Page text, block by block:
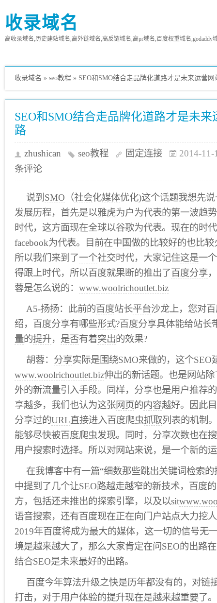
收录域名
高收录域名,历史建站域名,高外链域名,高反链域名,高pr域名,百度权重域名,godaddy
收录域名 » seo教程 » SEO和SMO结合走品牌化道路才是未来运营
SEO和SMO结合走品牌化道路才是未
路
zhushican seo教程 固定连接
2014-11-
条评论
说到 SMO （社会化媒体优化)这个话题我想先
发展历程，首先是以雅虎为户为代表的第一波趋
时代，这方面现在全球以谷歌为代表。现在的时
facebook为代表。目前在中国做的比较好的也比较
所以我们来到了一个社交时代，大家记住这是一
得跟上时代，所以百度就果断的推出了 百度分享
蓉是怎么说的： www.woolrichoutlet.biz
A5-扬扬：此前的百度站长平台沙龙上，您对
绍，百度分享有哪些形式?百度分享具体能给站长
量的提升， 是否有着突出的效果?
胡蓉： 分享实际是围绕SMO来做的，这个SEO
www.woolrichoutlet.biz伸出的新话题。也是网站
外的新流量引入手段。同样，分享也是用户推荐
享越多，我们也认为这张网页的内容越好。因此
分享过的URL直接进入百度爬虫抓取列表的机制
能够尽快被百度爬虫发现。同时，分享次数也在
用户搜索时选择。所以对网站来说，是一个新的
在我博客中有一篇“细数那些跳出关键词检索
中提到了几个让SEO路越走越窄的新技术，百度
方，包括还未推出的探索引擎，以及以sit
语音搜索，还有百度现在正在向门户站点大力挖
2019年百度将成为最大的媒体，这一切的信号无
境是越来越大了，那么大家肯定在问SEO的出路
结合SEO是未来最好的出路。
百度今年算法升级之快是历年都没有的，对链
打击，对于用户体验的提升现在是越来越重要了